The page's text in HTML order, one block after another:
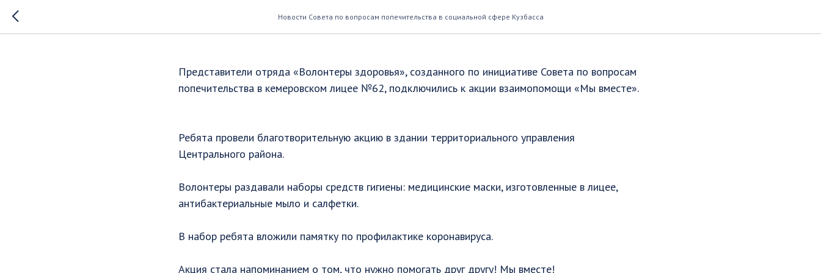
Новости Совета по вопросам попечительства в социальной сфере Кузбасса
Мы вместе
Представители отряда «Волонтеры здоровья», созданного по инициативе Совета по вопросам
попечительства в кемеровском лицее №62, подключились к акции взаимопомощи «Мы вместе».
Ребята провели благотворительную акцию в здании территориального управления
Центрального района. ⠀
Волонтеры раздавали наборы средств гигиены: медицинские маски, изготовленные в лицее,
антибактериальные мыло и салфетки. ⠀
В набор ребята вложили памятку по профилактике коронавируса. ⠀
Акция стала напоминанием о том, что нужно помогать друг другу! Мы вместе!